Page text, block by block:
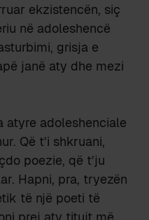
ekzistencën, siç
në adoleshencë
grisja e
janë aty dhe mezi
atyre adoleshenciale
Që t’i shkruani,
poezie, që t’ju
Hapni, pra, tryezën
të një poeti të